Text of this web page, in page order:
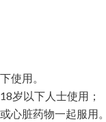
使用。
18岁以下人士使用；
心脏药物一起服用。